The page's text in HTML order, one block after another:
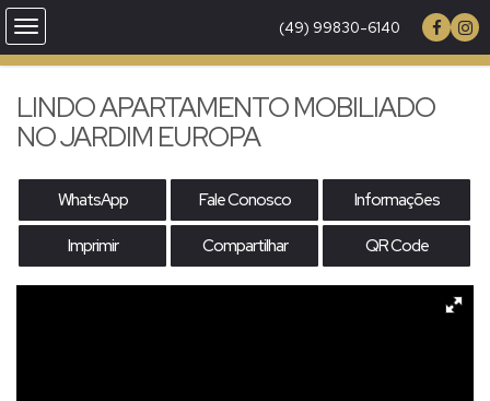
(49) 99830-6140
LINDO APARTAMENTO MOBILIADO
NO JARDIM EUROPA
WhatsApp Fale Conosco Informações
Imprimir Compartilhar QR Code